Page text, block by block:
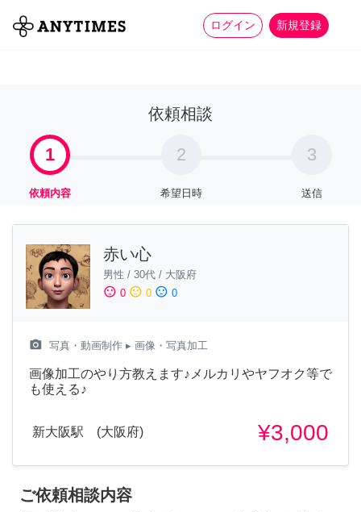
ログイン 新規登録
全て 家事 more_horiz
依頼相談
1
依頼内容
2
希望日時
3
送信
赤い心
男性 / 30代 / 大阪府
sentiment_satisfied 0 sentiment_neutral 0 sentiment_dissatisfied 0
camera_alt 写真・動画制作 ▸ 画像・写真加工
画像加工のやり方教えます♪メルカリやヤフオク等で
も使える♪
新大阪駅 (大阪府) ¥3,000
ご依頼相談内容